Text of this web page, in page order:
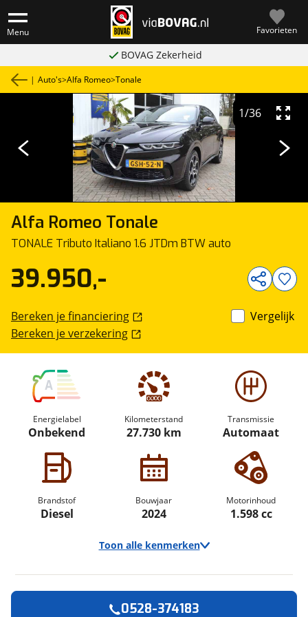
Menu Favorieten
BOVAG Zekerheid
| Auto's>Alfa Romeo>Tonale
Alfa Romeo Tonale
TONALE Tributo Italiano 1.6 JTDm BTW auto
1/36
A
Energielabel
Onbekend
Kilometerstand
27.730 km
Transmissie
Automaat
Brandstof
Diesel
Bouwjaar
2024
Motorinhoud
1.598 cc
Toon alle kenmerken
39.950,-
Bereken je financiering
Bereken je verzekering
Vergelijk
0528-374183